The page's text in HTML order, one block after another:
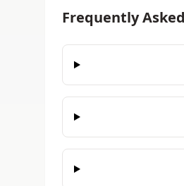
Frequently